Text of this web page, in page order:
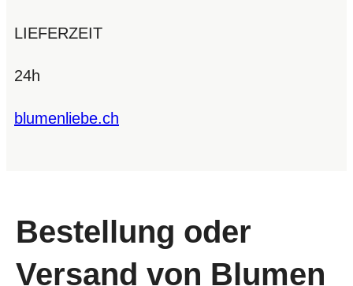
LIEFERZEIT
24h
blumenliebe.ch
Bestellung oder
Versand von Blumen